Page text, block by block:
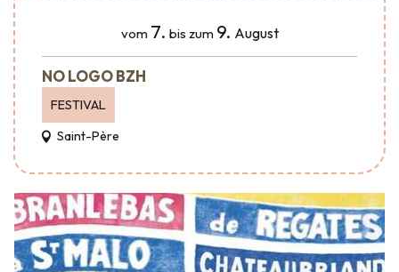
vom 7. bis zum 9. August
NO LOGO BZH
FESTIVAL
Saint-Père